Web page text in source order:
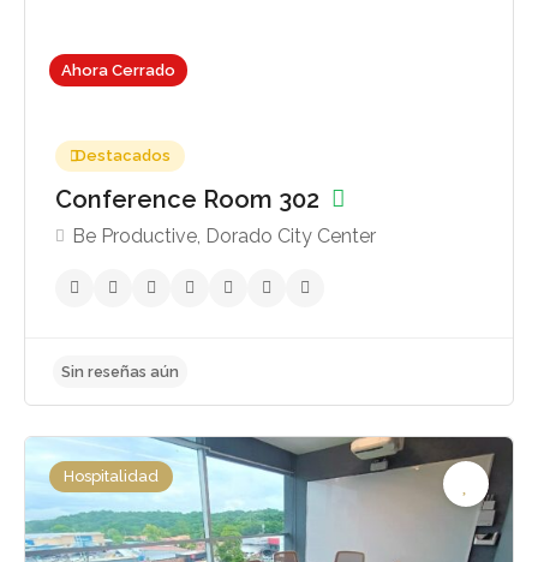
Ahora Cerrado
Destacados
Conference Room 302
Be Productive, Dorado City Center
Sin reseñas aún
Hospitalidad